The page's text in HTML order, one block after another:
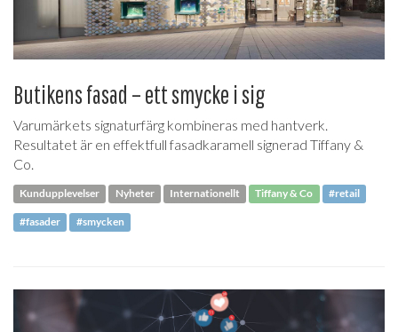
Butikens fasad – ett smycke i sig
Varumärkets signaturfärg kombineras med hantverk.
Resultatet är en effektfull fasadkaramell signerad Tiffany &
Co.
Kundupplevelser Nyheter Internationellt Tiffany & Co #retail
#fasader #smycken